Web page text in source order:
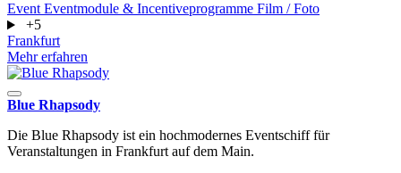
Event Eventmodule & Incentiveprogramme Film / Foto
+5
Frankfurt
Mehr erfahren
Blue Rhapsody
Die Blue Rhapsody ist ein hochmodernes Eventschiff für
Veranstaltungen in Frankfurt auf dem Main.